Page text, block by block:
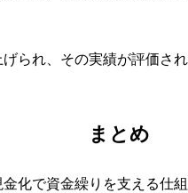
られ、その実績が評価さ
まとめ
化で資金繰りを支える仕